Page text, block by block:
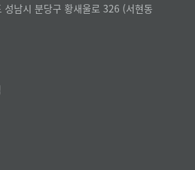
남시 분당구 황새울로 326 (서현동